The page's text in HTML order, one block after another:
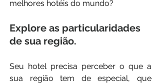
melhores hotéis do mundo?
Explore as particularidades
de sua região.
Seu hotel precisa perceber o que a
sua região tem de especial, que